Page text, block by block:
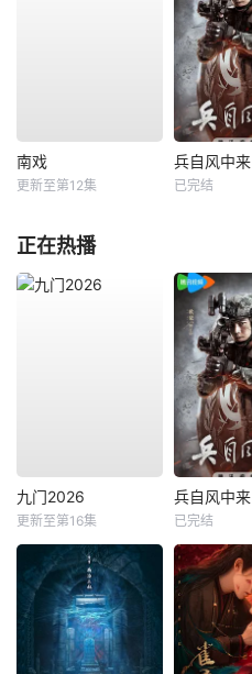
南戏
更新至第12集
兵自风中来
已完结
正在热播
九门2026
更新至第16集
兵自风中来
已完结